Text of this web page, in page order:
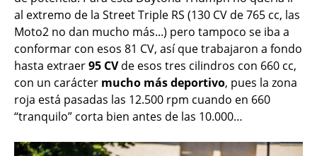
al extremo de la Street Triple RS (130 CV de 765 cc, las
Moto2 no dan mucho más...) pero tampoco se iba a
conformar con esos 81 CV, así que trabajaron a fondo
hasta extraer95 CVde esos tres cilindros con 660 cc,
con un carácter mucho más deportivo, pues la zona
roja está pasadas las 12.500 rpm cuando en 660
“tranquilo” corta bien antes de las 10.000…